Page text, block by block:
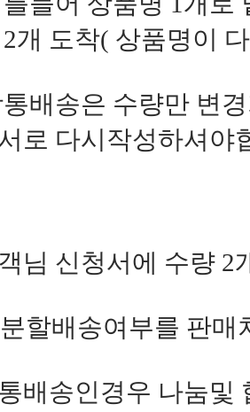
개도착(상품명이
배송은수량만변
로다시작성하셔야
님신청서에수량2
할배송여부를판
배송인경우나눔